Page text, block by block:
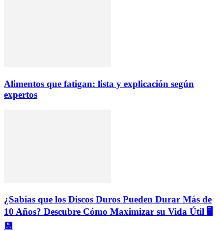
Alimentos que fatigan: lista y explicación según
expertos
¿Sabías que los Discos Duros Pueden Durar Más de
10 Años? Descubre Cómo Maximizar su Vida Útil 🖥️
💾